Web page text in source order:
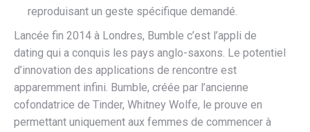
reproduisant un geste spécifique demandé.
Lancée fin 2014 à Londres, Bumble c’est l’appli de
dating qui a conquis les pays anglo-saxons. Le potentiel
d’innovation des applications de rencontre est
apparemment infini. Bumble, créée par l’ancienne
cofondatrice de Tinder, Whitney Wolfe, le prouve en
permettant uniquement aux femmes de commencer à